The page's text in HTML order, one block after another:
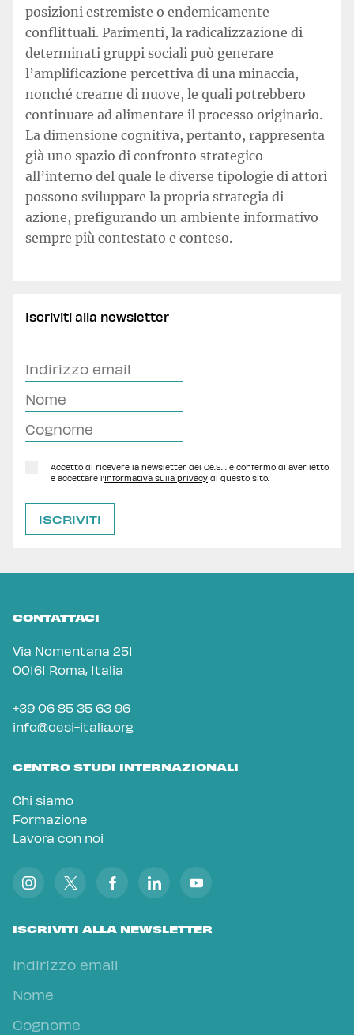
posizioni estremiste o endemicamente
conflittuali. Parimenti, la radicalizzazione di
determinati gruppi sociali può generare
l’amplificazione percettiva di una minaccia,
nonché crearne di nuove, le quali potrebbero
continuare ad alimentare il processo originario.
La dimensione cognitiva, pertanto, rappresenta
già uno spazio di confronto strategico
all’interno del quale le diverse tipologie di attori
possono sviluppare la propria strategia di
azione, prefigurando un ambiente informativo
sempre più contestato e conteso.
Iscriviti alla newsletter
Accetto di ricevere la newsletter del Ce.S.I. e confermo di aver letto
e accettare l'Informativa sulla privacy di questo sito.
CONTATTACI
Via Nomentana 251
00161 Roma, Italia
+39 06 85 35 63 96
info@cesi-italia.org
CENTRO STUDI INTERNAZIONALI
Chi siamo
Formazione
Lavora con noi
ISCRIVITI ALLA NEWSLETTER